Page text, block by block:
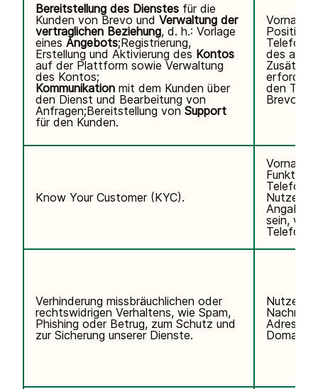
Bereitstellung des Dienstes für die
Kunden von Brevo und Verwaltung der
vertraglichen Beziehung, d. h.: Vorlage
eines Angebots;Registrierung,
Erstellung und Aktivierung des Kontos
auf der Plattform sowie Verwaltung
des Kontos;
Kommunikation mit dem Kunden über
den Dienst und Bearbeitung von
Anfragen;Bereitstellung von Support
für den Kunden.
Position,
des
den
Brevo
Know Your Customer (KYC).
Angaben
sein,
Verhinderung missbräuchlichen oder
rechtswidrigen Verhaltens, wie Spam,
Phishing oder Betrug, zum Schutz und
zur Sicherung unserer Dienste.
Adresse,
Domain